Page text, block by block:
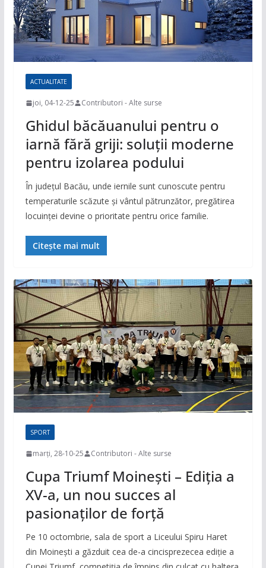
ACTUALITATE
joi, 04-12-25 Contributori - Alte surse
Ghidul băcăuanului pentru o
iarnă fără griji: soluții moderne
pentru izolarea podului
În județul Bacău, unde iernile sunt cunoscute pentru
temperaturile scăzute și vântul pătrunzător, pregătirea
locuinței devine o prioritate pentru orice familie.
Citește mai mult
SPORT
marți, 28-10-25 Contributori - Alte surse
Cupa Triumf Moinești – Ediția a
XV-a, un nou succes al
pasionaților de forță
Pe 10 octombrie, sala de sport a Liceului Spiru Haret
din Moinești a găzduit cea de-a cincisprezecea ediție a